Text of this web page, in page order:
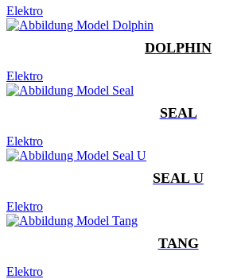
Elektro
DOLPHIN
Elektro
SEAL
Elektro
SEAL U
Elektro
TANG
Elektro